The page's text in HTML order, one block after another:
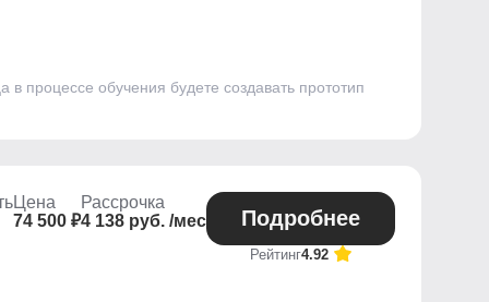
процессе обучения будете создавать прототип
Цена
74 500 ₽
Рассрочка
4 138 руб. /мес
Подробнее
Рейтинг4.92